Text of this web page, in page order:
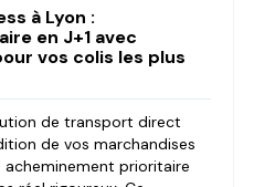
à Lyon :
en J+1 avec
vos colis les plus
de transport direct
de vos marchandises
acheminement prioritaire